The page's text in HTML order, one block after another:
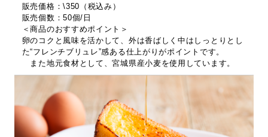
販売価格：\350（税込み）
販売個数：50個/日
＜商品のおすすめポイント＞
卵のコクと風味を活かして、外は香ばしく中はしっとりとし
た“フレンチブリュレ”感ある仕上がりがポイントです。
また地元食材として、宮城県産小麦を使用しています。